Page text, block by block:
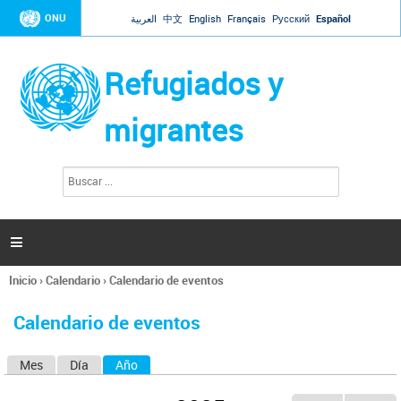
Jump to navigation
ONU العربية 中文 English Français Русский Español
Refugiados y
migrantes
l
s

Se
usted
Inicio›Calendario›Calendario de eventos
Calendario de eventos
Mes Día Año